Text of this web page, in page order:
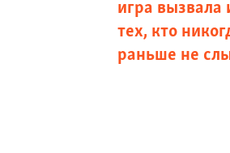
игра вызвала
тех, кто
раньше не